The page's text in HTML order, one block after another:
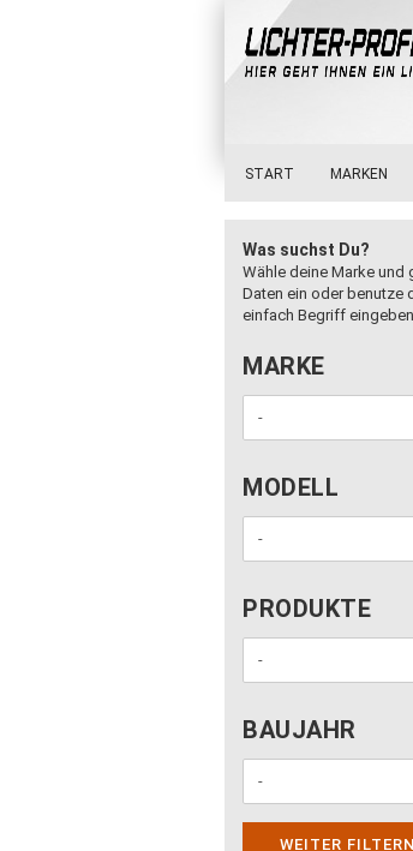
START MARKEN
Was suchst Du?
Wähle deine Marke und
Daten ein oder benutze
einfach Begriff
MARKE
MARKE
MODELL
MODELL
PRODUKTE
PRODUKTE
BAUJAHR
BAUJAHR
WEITER